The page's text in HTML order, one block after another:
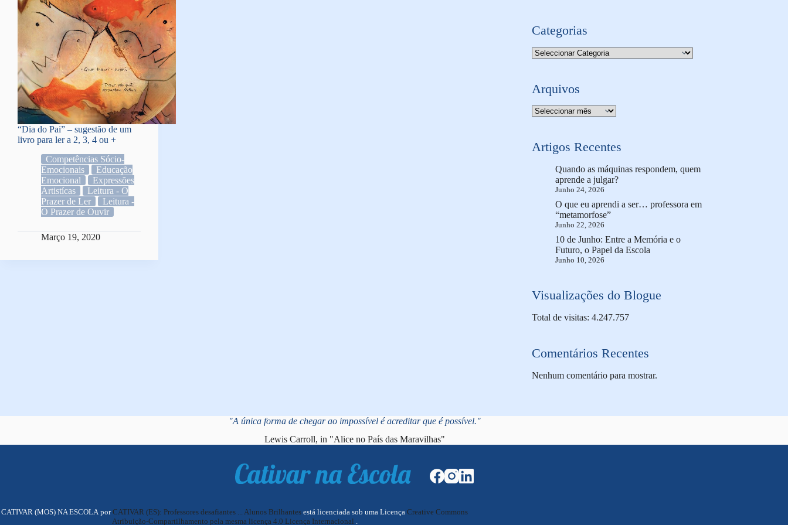
“Dia do Pai” – sugestão de um
livro para ler a 2, 3, 4 ou +
Competências Sócio-
Emocionais
Educação
Emocional
Expressões
Artistícas
Leitura - O
Prazer de Ler
Leitura -
O Prazer de Ouvir
Março 19, 2020
Categorias
Categorias
Arquivos
Arquivo
Artigos Recentes
Quando as máquinas respondem, quem
aprende a julgar?
Junho 24, 2026
O que eu aprendi a ser… professora em
“metamorfose”
Junho 22, 2026
10 de Junho: Entre a Memória e o
Futuro, o Papel da Escola
Junho 10, 2026
Visualizações do Blogue
Total de visitas: 4.247.757
Comentários Recentes
Nenhum comentário para mostrar.
"A única forma de chegar ao impossível é acreditar que é possível."
Lewis Carroll, in "Alice no País das Maravilhas"
CATIVAR (MOS) NA ESCOLA porCATIVAR (ES): Professores desafiantes ... Alunos Brilhantes está licenciada sob uma Licença Creative Commons
Atribuição-Compartilhamento pela mesma licença 4.0 Licença Internacional